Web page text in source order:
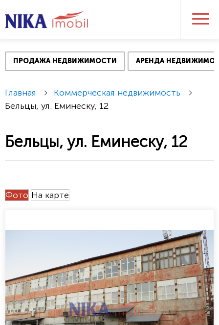
Главная
Коммерческая недвижимость
Бельцы, ул. Еминеску, 12
ПРОДАЖА НЕДВИЖИМОСТИ АРЕНДА
Бельцы, ул. Еминеску, 12
Фото На карте